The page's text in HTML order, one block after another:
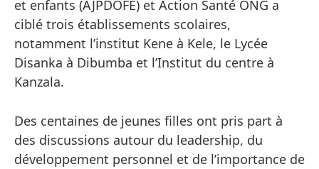
et enfants (AJPDOFE) et Action Santé ONG a
ciblé trois établissements scolaires,
notamment l’institut Kene à Kele, le Lycée
Disanka à Dibumba et l’Institut du centre à
Kanzala.
Des centaines de jeunes filles ont pris part à
des discussions autour du leadership, du
développement personnel et de l’importance de